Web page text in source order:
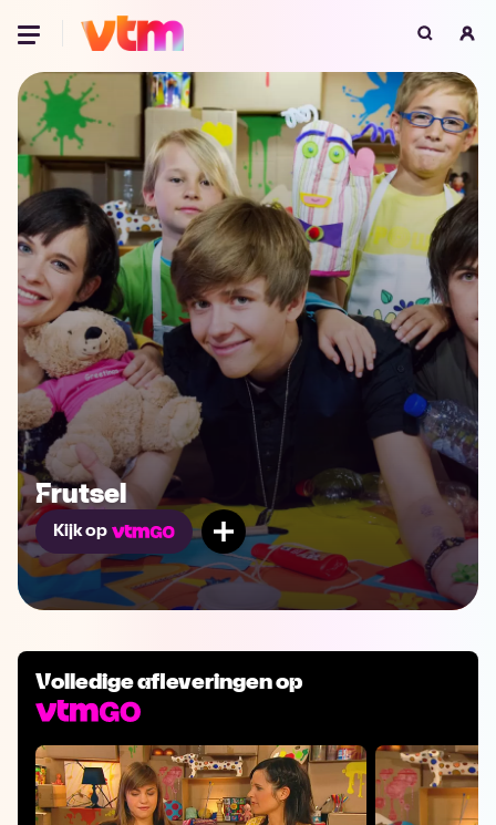
Voor je onze programma's gaat ontdekken,
best je browser updaten of hieronder één
van de ondersteunde browsers
downloaden.
Google Chrome Download
Firefox Download
Safari Download
Microsoft Edge Download
Opera Download
Frutsel
Kijk op Mijn lijst
Volledige afleveringen op